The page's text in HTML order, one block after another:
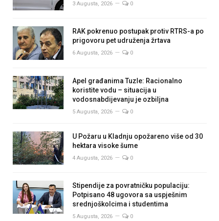
3 Augusta, 2026 0
RAK pokrenuo postupak protiv RTRS-a po
prigovoru pet udruženja žrtava
6 Augusta, 2026 0
Apel građanima Tuzle: Racionalno
koristite vodu – situacija u
vodosnabdijevanju je ozbiljna
5 Augusta, 2026 0
U Požaru u Kladnju opožareno više od 30
hektara visoke šume
4 Augusta, 2026 0
Stipendije za povratničku populaciju:
Potpisano 48 ugovora sa uspješnim
srednjoškolcima i studentima
5 Augusta, 2026 0